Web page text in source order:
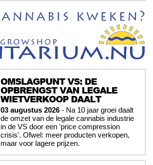
OMSLAGPUNT VS: DE
OPBRENGST VAN LEGALE
WIETVERKOOP DAALT
03 augustus 2026 - Na 10 jaar groei daalt
de omzet van de legale cannabis industrie
in de VS door een 'price compression
crisis'. Ofwel: meer producten verkopen,
maar voor lagere prijzen.